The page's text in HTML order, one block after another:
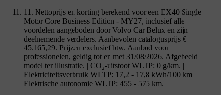
11. Nettoprijs en korting berekend voor een EX40 Single
Motor Core Business Edition - MY27, inclusief alle
voordelen aangeboden door Volvo Car Belux en zijn
deelnemende verdelers. Aanbevolen catalogusprijs €
45.165,29. Prijzen exclusief btw. Aanbod voor
professionelen, geldig tot en met 31/08/2026. Afgebeeld
model ter illustratie. | CO₂-uitstoot WLTP: 0 g/km. |
Elektriciteitsverbruik WLTP: 17,2 - 17,8 kWh/100 km |
Elektrische autonomie WLTP: 455 - 575 km.